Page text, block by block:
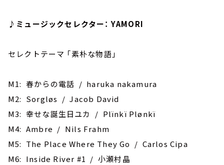
♪ミュージックセレクター： YAMORI
セレクトテーマ ｢素朴な物語｣
M1: 春からの電話 / haruka nakamura
M2: Sorgløs / Jacob David
M3: 幸せな誕生日ユカ / Plïnkï Plønkï
M4: Ambre / Nils Frahm
M5: The Place Where They Go / Carlos Cipa
M6: Inside River #1 / 小瀬村晶